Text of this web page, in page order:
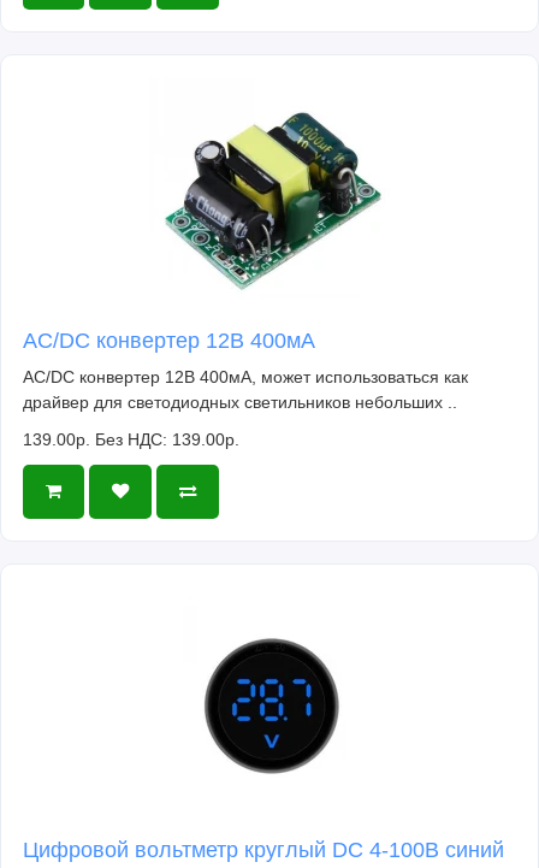
AC/DC конвертер 12В 400мА
AC/DC конвертер 12В 400мА, может использоваться как
драйвер для светодиодных светильников небольших ..
139.00р. Без НДС: 139.00р.
Цифровой вольтметр круглый DC 4-100В синий